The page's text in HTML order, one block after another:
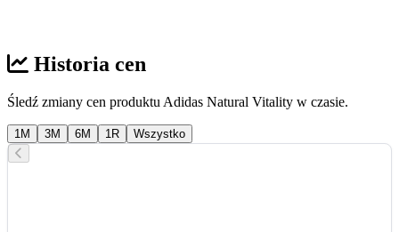
Historia cen
Śledź zmiany cen produktu Adidas Natural Vitality w czasie.
1M 3M 6M 1R Wszystko